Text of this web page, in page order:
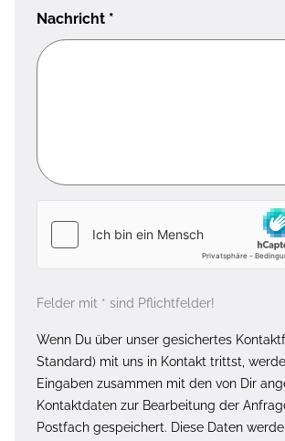
Nachricht *
Felder mit * sind Pflichtfelder!
Wenn Du über unser gesichertes
Standard) mit uns in Kontakt trittst,
Eingaben zusammen mit den von Dir
Kontaktdaten zur Bearbeitung der
Postfach gespeichert. Diese Daten